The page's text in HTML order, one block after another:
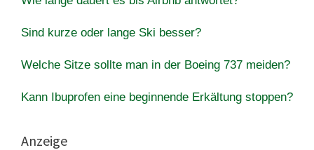
Sind kurze oder lange Ski besser?
Welche Sitze sollte man in der Boeing 737 meiden?
Kann Ibuprofen eine beginnende Erkältung stoppen?
Anzeige